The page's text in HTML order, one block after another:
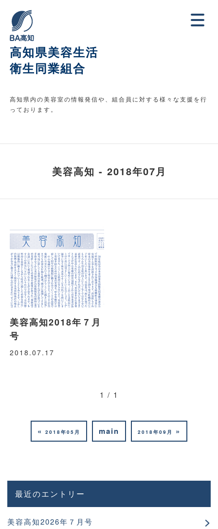
高知県美容生活
衛生同業組合
高知県内の美容室の情報発信や、組合員に対する様々な支援を行
っております。
美容高知 - 2018年07月
美容高知2018年７月
号
2018.07.17
1 / 1
« 2018年05月 main 2018年09月 »
最近のエントリー
美容高知2026年７月号